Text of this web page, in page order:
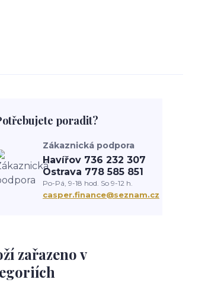
zařazeno v
poradit?
Zákaznická podpora
Havířov 736 232 307
Ostrava 778 585 851
Po-Pá, 9-18 hod. So 9-12 h.
casper.finance@seznam.cz